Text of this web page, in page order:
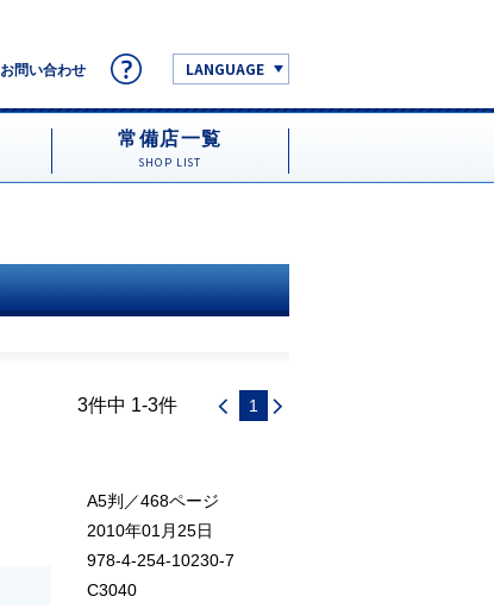
お問い合わせ LANGUAGE
常備店一覧
SHOP LIST
3件中 1-3件 1
A5判／468ページ
2010年01月25日
978-4-254-10230-7
C3040